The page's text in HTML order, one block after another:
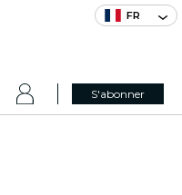
FR
S'abonner